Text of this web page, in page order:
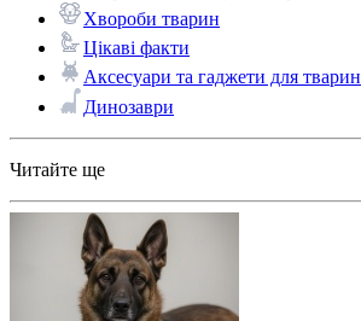
Хвороби тварин
Цікаві факти
Аксесуари та гаджети для тварин
Динозаври
Читайте ще